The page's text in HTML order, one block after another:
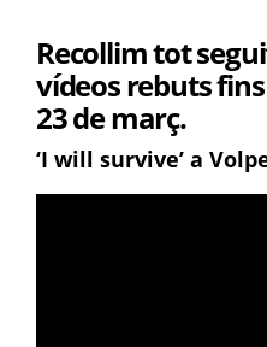
Recollim tot
vídeos rebuts
23 de març.
‘I will survive’ a